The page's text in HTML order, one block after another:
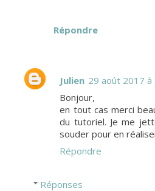
Répondre
Julien 29 août 2017 à
Bonjour,
en tout cas merci
du tutoriel. Je me
souder pour en
Répondre
Réponses